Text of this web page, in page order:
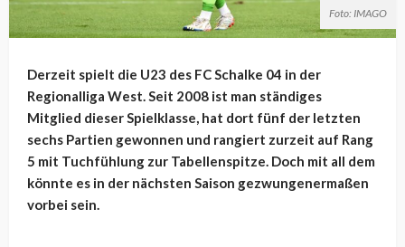
Foto: IMAGO
Derzeit spielt die U23 des FC Schalke 04 in der
Regionalliga West. Seit 2008 ist man ständiges
Mitglied dieser Spielklasse, hat dort fünf der letzten
sechs Partien gewonnen und rangiert zurzeit auf Rang
5 mit Tuchfühlung zur Tabellenspitze. Doch mit all dem
könnte es in der nächsten Saison gezwungenermaßen
vorbei sein.